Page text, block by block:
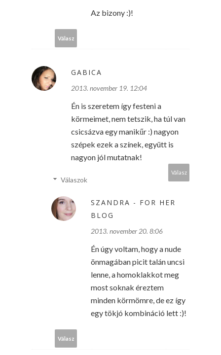
Az bizony :)!
Válasz
GABICA
2013. november 19. 12:04
Én is szeretem így festeni a
körmeimet, nem tetszik, ha túl van
csicsázva egy manikűr :) nagyon
szépek ezek a színek, együtt is
nagyon jól mutatnak!
Válasz
Válaszok
SZANDRA - FOR HER
BLOG
2013. november 20. 8:06
Én úgy voltam, hogy a nude
önmagában picit talán uncsi
lenne, a homoklakkot meg
most soknak éreztem
minden körmömre, de ez így
egy tökjó kombináció lett :)!
Válasz